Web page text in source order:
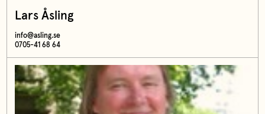
Lars Åsling
info@asling.se
0705-41 68 64